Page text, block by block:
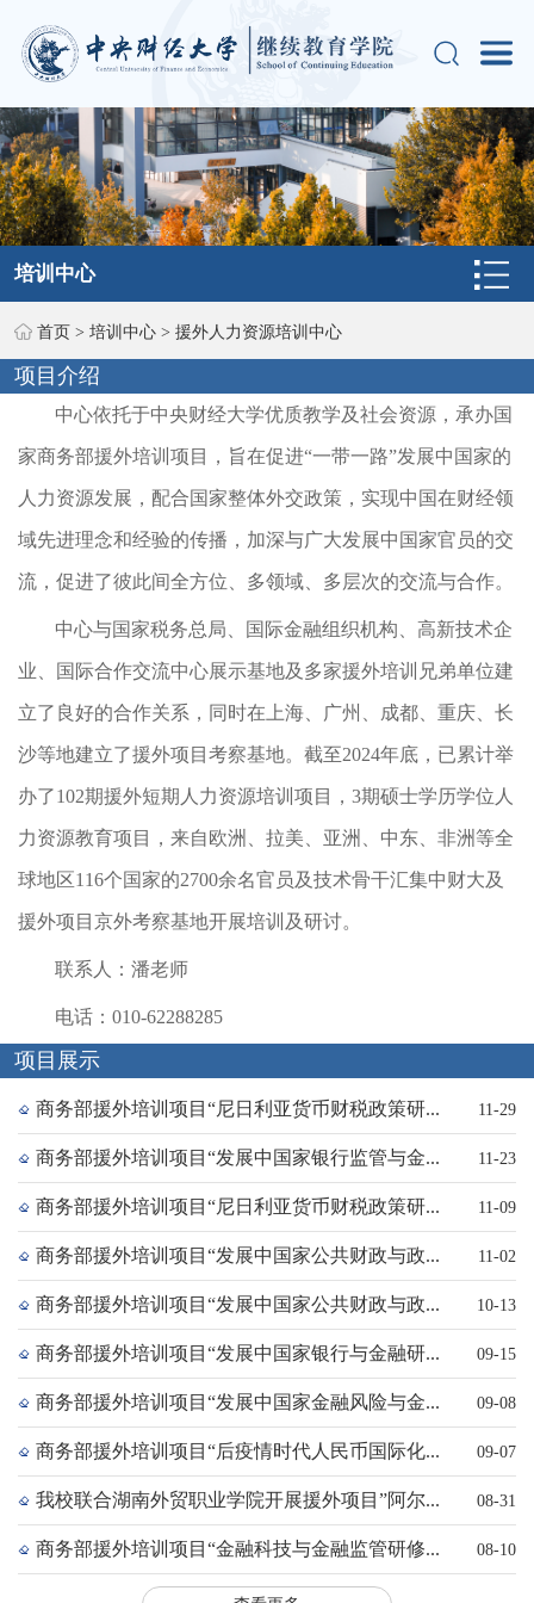
培训中心
首页 > 培训中心 > 援外人力资源培训中心
项目介绍
中心依托于中央财经大学优质教学及社会资源，承办国
家商务部援外培训项目，旨在促进“一带一路”发展中国家的
人力资源发展，配合国家整体外交政策，实现中国在财经领
域先进理念和经验的传播，加深与广大发展中国家官员的交
流，促进了彼此间全方位、多领域、多层次的交流与合作。
中心与国家税务总局、国际金融组织机构、高新技术企
业、国际合作交流中心展示基地及多家援外培训兄弟单位建
立了良好的合作关系，同时在上海、广州、成都、重庆、长
沙等地建立了援外项目考察基地。截至2024年底，已累计举
办了102期援外短期人力资源培训项目，3期硕士学历学位人
力资源教育项目，来自欧洲、拉美、亚洲、中东、非洲等全
球地区116个国家的2700余名官员及技术骨干汇集中财大及
援外项目京外考察基地开展培训及研讨。
联系人：潘老师
电话：010-62288285
项目展示
商务部援外培训项目“尼日利亚货币财税政策研... 11-29
商务部援外培训项目“发展中国家银行监管与金... 11-23
商务部援外培训项目“尼日利亚货币财税政策研... 11-09
商务部援外培训项目“发展中国家公共财政与政... 11-02
商务部援外培训项目“发展中国家公共财政与政... 10-13
商务部援外培训项目“发展中国家银行与金融研... 09-15
商务部援外培训项目“发展中国家金融风险与金... 09-08
商务部援外培训项目“后疫情时代人民币国际化... 09-07
我校联合湖南外贸职业学院开展援外项目”阿尔... 08-31
商务部援外培训项目“金融科技与金融监管研修... 08-10